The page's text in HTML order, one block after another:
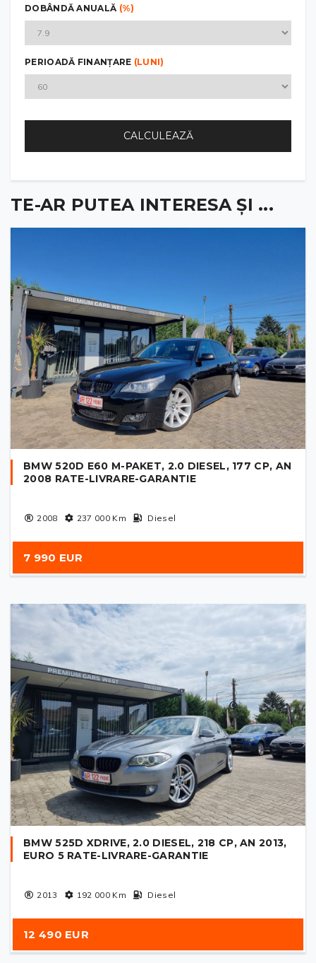
DOBÂNDĂ ANUALĂ (%)
PERIOADĂ FINANȚARE (LUNI)
CALCULEAZĂ
TE-AR PUTEA INTERESA ȘI ...
BMW 520D E60 M-PAKET, 2.0 DIESEL, 177 CP, AN
2008 RATE-LIVRARE-GARANTIE
2008 237 000Km Diesel
7 990 EUR
BMW 525D XDRIVE, 2.0 DIESEL, 218 CP, AN 2013,
EURO 5 RATE-LIVRARE-GARANTIE
2013 192 000Km Diesel
12 490 EUR